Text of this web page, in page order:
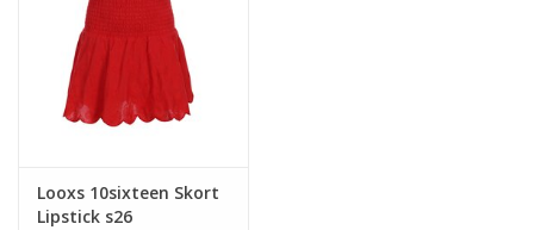
Looxs 10sixteen Skort
Lipstick s26